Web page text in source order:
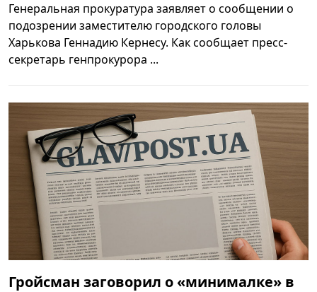
Генеральная прокуратура заявляет о сообщении о
подозрении заместителю городского головы
Харькова Геннадию Кернесу. Как сообщает пресс-
секретарь генпрокурора ...
Гройсман заговорил о «минималке» в